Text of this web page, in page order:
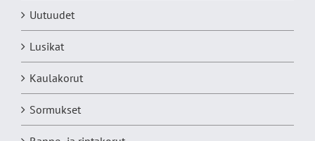
Uutuudet
Lusikat
Kaulakorut
Sormukset